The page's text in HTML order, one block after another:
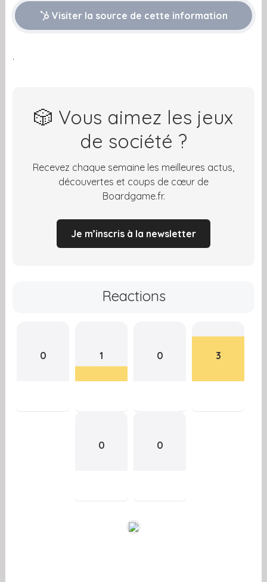
Visiter la source de cette information
.
🎲 Vous aimez les jeux
de société ?
Recevez chaque semaine les meilleures actus,
découvertes et coups de cœur de
Boardgame.fr.
Je m’inscris à la newsletter
Reactions
0 1 0 3
0 0